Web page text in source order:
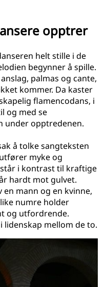
opptrer
helt stille i de
begynner å spille.
palmas og cante,
kommer. Da kaster
flamencodans, i
og med se
under opptredenen.
å tolke sangteksten
myke og
i kontrast til kraftige
hardt mot gulvet.
en mann og en kvinne,
numre holder
og utfordrende.
lidenskap mellom de to.